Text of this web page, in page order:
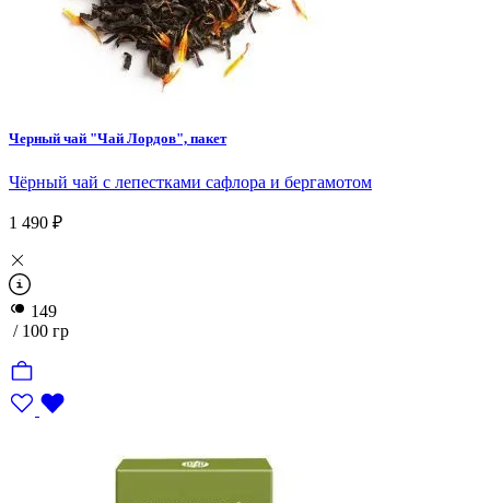
Черный чай "Чай Лордов", пакет
Чёрный чай с лепестками сафлора и бергамотом
1 490 ₽
149
/ 100 гр